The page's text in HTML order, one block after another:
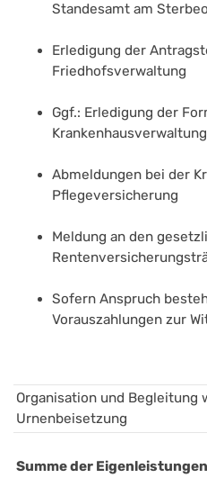
Standesamt am
Erledigung der
Friedhofsverwaltung
Ggf.: Erledigung der
Krankenhausverwaltung
Abmeldungen bei der
Pflegeversicherung
Meldung an den
Sofern Anspruch
Vorauszahlungen zur
Organisation und Begleitung
Urnenbeisetzung
Summe der